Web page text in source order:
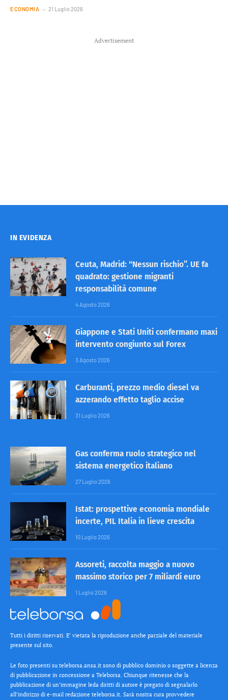
ECONOMIA 21 Luglio 2026
Advertisement
IN EVIDENZA
Ceuta, Madrid: “Nessun rischio”. UE fa
quadrato: gestione migranti
responsabilità comune
4 Agosto 2026
Giappone e Stati Uniti confermano maxi
intervento congiunto sul Forex
3 Agosto 2026
Carburanti, prezzo medio diesel va
azzerando effetto taglio accise
31 Luglio 2026
Gas conferma ruolo strategico nel
sistema energetico italiano
27 Luglio 2026
Istat: prospettive economia mondiale
incerte, PIL Italia in lieve crescita
10 Luglio 2026
Assoreti, raccolta maggio a nuovo
massimo storico per 7 miliardi euro
1 Luglio 2026
Tutti i diritti riservati. E’ vietata la riproduzione anche parziale del materiale
presente sul sito.
Le foto presenti su teleborsa.ansa.it sono di pubblico dominio o soggette a licenza
di pubblicazione in concessione a Teleborsa. Chiunque ritenesse che la
pubblicazione di un’immagine leda diritti di autore è pregato di segnalarlo
all’indirizzo di e-mail redazione teleborsa.it. Sarà nostra cura provvedere